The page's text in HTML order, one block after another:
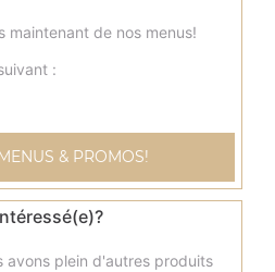
€
€
maintenant de nos menus!
:
& PROMOS!
avons plein d'autres produits